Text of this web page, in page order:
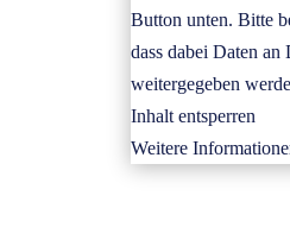
Button unten. Bitte
dass dabei Daten an
weitergegeben
Inhalt entsperren
Weitere